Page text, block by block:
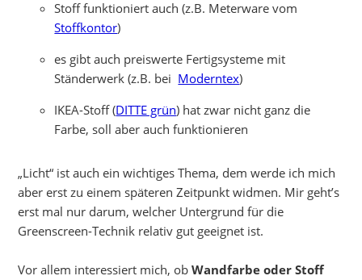
Stoff funktioniert auch (z.B. Meterware vom
Stoffkontor)
es gibt auch preiswerte Fertigsysteme mit
Ständerwerk (z.B. bei Moderntex)
IKEA-Stoff (DITTE grün) hat zwar nicht ganz die
Farbe, soll aber auch funktionieren
„Licht“ ist auch ein wichtiges Thema, dem werde ich mich
aber erst zu einem späteren Zeitpunkt widmen. Mir geht’s
erst mal nur darum, welcher Untergrund für die
Greenscreen-Technik relativ gut geeignet ist.
Vor allem interessiert mich, obWandfarbe oder Stoff